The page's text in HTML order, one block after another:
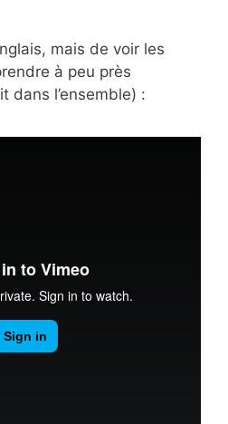
mais de voir les
à peu près
dans l’ensemble) :